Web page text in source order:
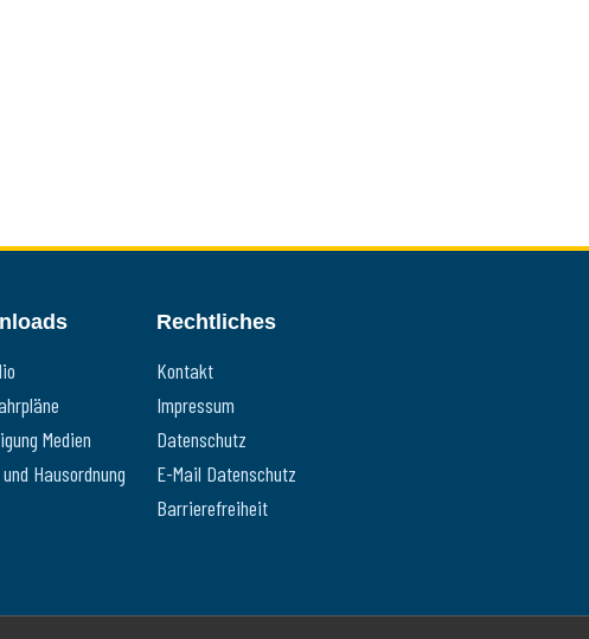
Medien
Hausordnung
Rechtliches
Kontakt
Impressum
Datenschutz
E-Mail Datenschutz
Barrierefreiheit